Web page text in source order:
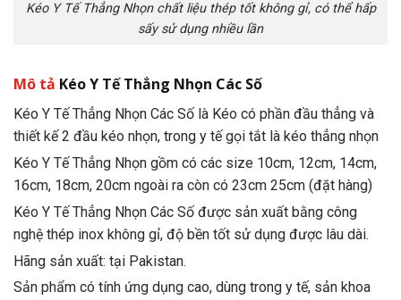
Kéo Y Tế Thẳng Nhọn chất liệu thép tốt không gỉ, có thể hấp
sấy sử dụng nhiều lần
Mô tả Kéo Y Tế Thẳng Nhọn Các Số
Kéo Y Tế Thẳng Nhọn Các Số là Kéo có phần đầu thẳng và
thiết kế 2 đầu kéo nhọn, trong y tế gọi tắt là kéo thẳng nhọn
Kéo Y Tế Thẳng Nhọn gồm có các size 10cm, 12cm, 14cm,
16cm, 18cm, 20cm ngoài ra còn có 23cm 25cm (đặt hàng)
Kéo Y Tế Thẳng Nhọn Các Số được sản xuất bằng công
nghệ thép inox không gỉ, độ bền tốt sử dụng được lâu dài.
Hãng sản xuất: tại Pakistan.
Sản phẩm có tính ứng dụng cao, dùng trong y tế, sản khoa